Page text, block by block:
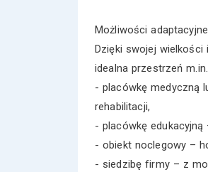
Możliwości
Dzięki swojej
idealna przestrzeń
- placówkę medyczną
rehabilitacji,
- placówkę
- obiekt noclegowy –
- siedzibę firmy – z